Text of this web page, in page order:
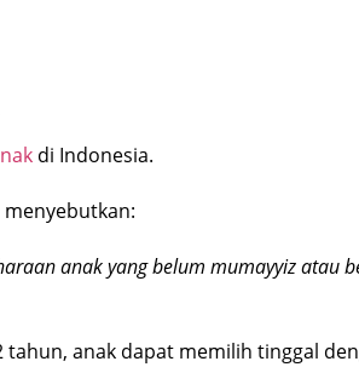
di Indonesia.
menyebutkan:
anak yang belum mumayyiz atau
anak dapat memilih tinggal